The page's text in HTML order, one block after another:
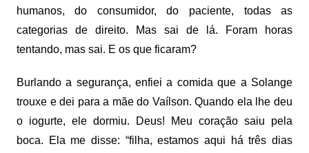
humanos, do consumidor, do paciente, todas as
categorias de direito. Mas sai de lá. Foram horas
tentando, mas sai. E os que ficaram?
Burlando a segurança, enfiei a comida que a Solange
trouxe e dei para a mãe do Vaílson. Quando ela lhe deu
o iogurte, ele dormiu. Deus! Meu coração saiu pela
boca. Ela me disse: “filha, estamos aqui há três dias